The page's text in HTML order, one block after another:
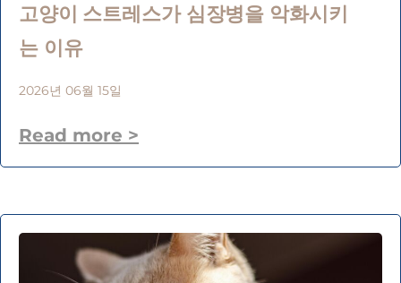
고양이 스트레스가 심장병을 악화시키
는 이유
2026년 06월 15일
Read more >